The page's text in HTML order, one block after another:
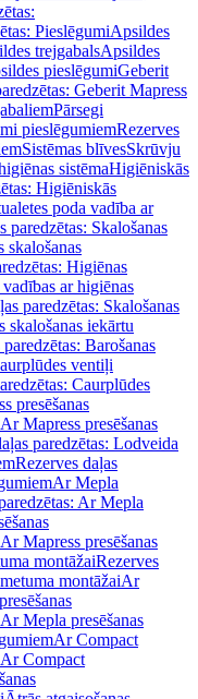
PieslēgumiApsildes
trejgabalsApsildes
pieslēgumiGeberit
Geberit Mapress
Pārsegi
pieslēgumiemRezerves
Sistēmas blīvesSkrūvju
sistēmaHigiēniskās
Higiēniskās
poda vadība ar
paredzētas: Skalošanas
skalošanas
Higiēnas
ar higiēnas
paredzētas: Skalošanas
skalošanas iekārtu
Barošanas
ventiļi
Caurplūdes
presēšanas
Mapress presēšanas
paredzētas: Lodveida
Rezerves daļas
Ar Mepla
Ar Mepla
Mapress presēšanas
montāžaiRezerves
montāžaiAr
Mepla presēšanas
Ar Compact
Ar Compact